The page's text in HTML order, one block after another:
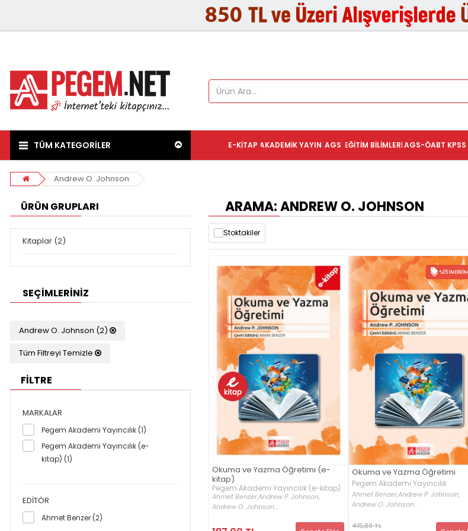
TÜM KATEGORİLER AGS-ÖABT
EĞITIM BILIMLERI
AGS
AKADEMIK YAYIN
E-KITAP
Andrew O. Johnson
ÜRÜN GRUPLARI
Kitaplar (2)
SEÇIMLERINIZ
Andrew O. Johnson (2)
Tüm Filtreyi Temizle
FİLTRE
MARKALAR
Pegem Akademi Yayıncılık (1)
Pegem Akademi Yayıncılık (e-
kitap) (1)
EDITÖR
Ahmet Benzer (2)
ARAMA: ANDREW O. JOHNSON
Stoktakiler
Okuma ve Yazma Öğretimi (e-
kitap)
Pegem Akademi Yayıncılık (e-kitap)
Ahmet Benzer,Andrew P. Johnson,
Andrew O. Johnson...
%15 İNDIRIM
Okuma ve Yazma Öğretimi
Pegem Akademi Yayıncılık
Ahmet Benzer,Andrew P. Johnson,
Andrew O. Johnson...
415,00 TL